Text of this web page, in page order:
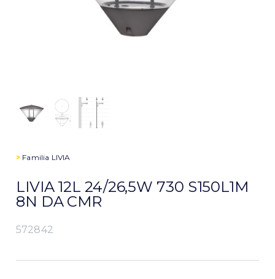
> Familia LIVIA
LIVIA 12L 24/26,5W 730 S150L1M
8N DA CMR
572842